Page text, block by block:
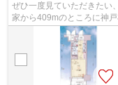
ぜひ一度見ていただきたい
家から409mのところに神
タ・敷地内ごみ置き場など